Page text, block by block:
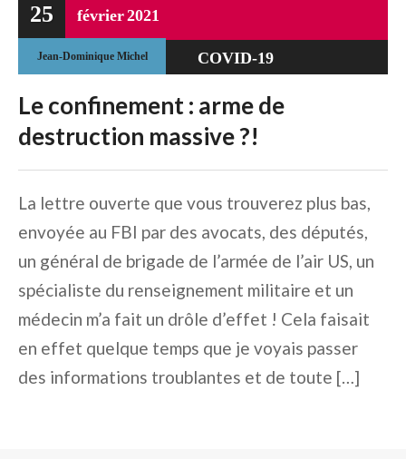
25 février2021
Jean-Dominique Michel COVID-19
TOTALITAIRE
Le confinement : arme de
destruction massive ?!
La lettre ouverte que vous trouverez plus bas,
envoyée au FBI par des avocats, des députés,
un général de brigade de l’armée de l’air US, un
spécialiste du renseignement militaire et un
médecin m’a fait un drôle d’effet ! Cela faisait
en effet quelque temps que je voyais passer
des informations troublantes et de toute […]